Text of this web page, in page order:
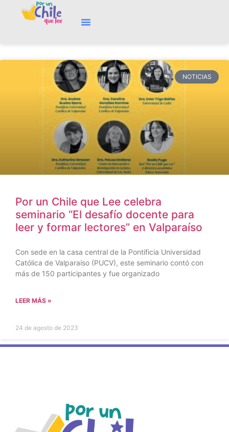
NOTICIAS
Por un Chile que Lee celebra
seminario “El desafío docente para
leer y formar lectores” en Valparaíso
Con sede en la casa central de la Pontificia Universidad
Católica de Valparaíso (PUCV), este seminario contó con
más de 150 participantes y fue organizado
LEER MÁS »
24 de agosto de 2023